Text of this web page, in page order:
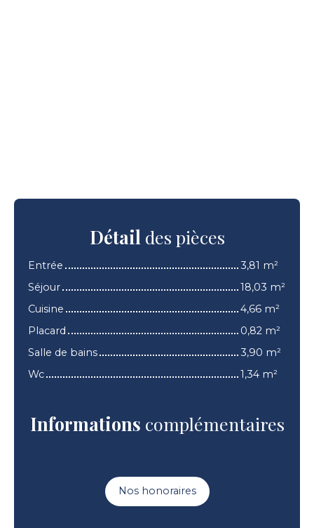
Détail des pièces
Entrée
3,81 m²
Séjour
18,03 m²
Cuisine
4,66 m²
Placard
0,82 m²
Salle de bains
3,90 m²
Wc
1,34 m²
Informations complémentaires
Nos honoraires